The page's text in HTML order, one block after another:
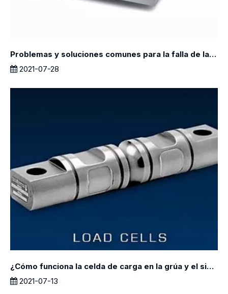
Problemas y soluciones comunes para la falla de la celda de carga
2021-07-28
¿Cómo funciona la celda de carga en la grúa y el sistema de pesaje de polipasto?
2021-07-13